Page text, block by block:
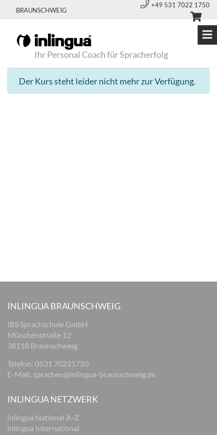
BRAUNSCHWEIG
+49 531 7022 1750
Ihr Personal Coach für Spracherfolg
Der Kurs steht leider nicht mehr zur Verfügung.
INLINGUA BRAUNSCHWEIG
IBS Sprachschule GmbH
Münchenstraße 12
38118 Braunschweig
Telefon: 0531 70221750
E-Mail: sprachen@inlingua-braunschweig.de
INLINGUA NETZWERK
inlingua National A-Z
inlingua International